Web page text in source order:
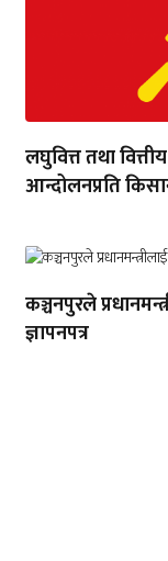
लघुवित्त तथा
आन्दोलनप्रति
कञ्चनपुरले
ज्ञापनपत्र